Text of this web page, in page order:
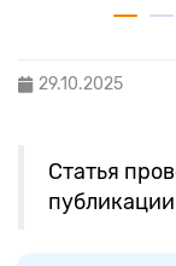
29.10.2025
Статья